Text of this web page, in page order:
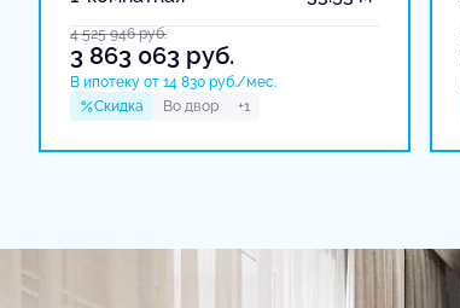
4 525 946руб.
3 863 063 руб.
В ипотеку от 14 830 руб./мес.
Скидка
Во двор +1